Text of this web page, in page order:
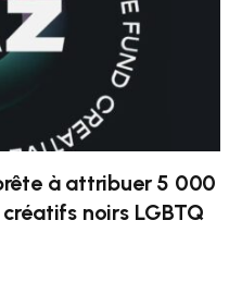
à attribuer 5 000
noirs LGBTQ